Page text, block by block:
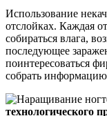
Использование
отслойках. Каждая
собираться влага,
последующее
поинтересоваться
собрать
технологического